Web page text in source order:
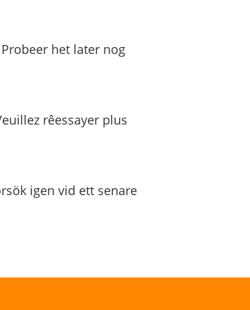
het later nog
rêessayer plus
igen vid ett senare